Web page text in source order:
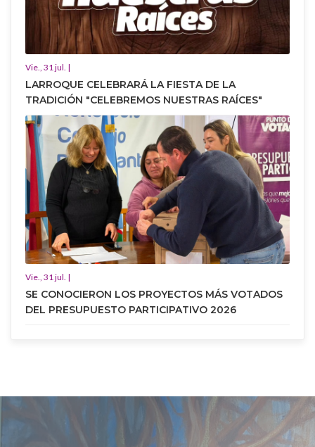
Vie., 31 jul. |
LARROQUE CELEBRARÁ LA FIESTA DE LA
TRADICIÓN "CELEBREMOS NUESTRAS RAÍCES"
Vie., 31 jul. |
SE CONOCIERON LOS PROYECTOS MÁS VOTADOS
DEL PRESUPUESTO PARTICIPATIVO 2026